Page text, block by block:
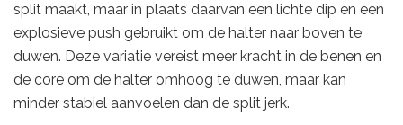
split maakt, maar in plaats daarvan een lichte dip en een
explosieve push gebruikt om de halter naar boven te
duwen. Deze variatie vereist meer kracht in de benen en
de core om de halter omhoog te duwen, maar kan
minder stabiel aanvoelen dan de split jerk.